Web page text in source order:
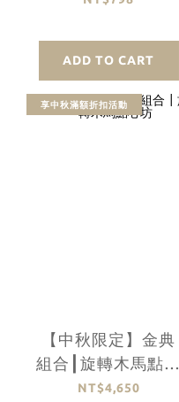
ADD TO CART
享中秋滿額折扣活動
【中秋限定】金典
組合┃旋轉木馬點心
坊
NT$4,650